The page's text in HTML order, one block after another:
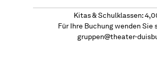
Kitas & Schulklassen:
Für Ihre Buchung wenden Sie
gruppen@theater-